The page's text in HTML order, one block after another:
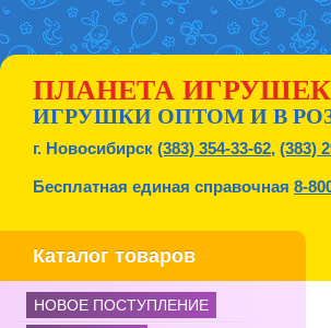
ПЛАНЕТА ИГРУШЕК
ИГРУШКИ ОПТОМ И В
г. Новосибирск (383) 354-33-62, (383)
Бесплатная единая справочная 8-
Каталог товаров
НОВОЕ ПОСТУПЛЕНИЕ